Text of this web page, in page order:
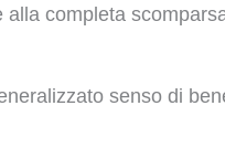
completa
senso di